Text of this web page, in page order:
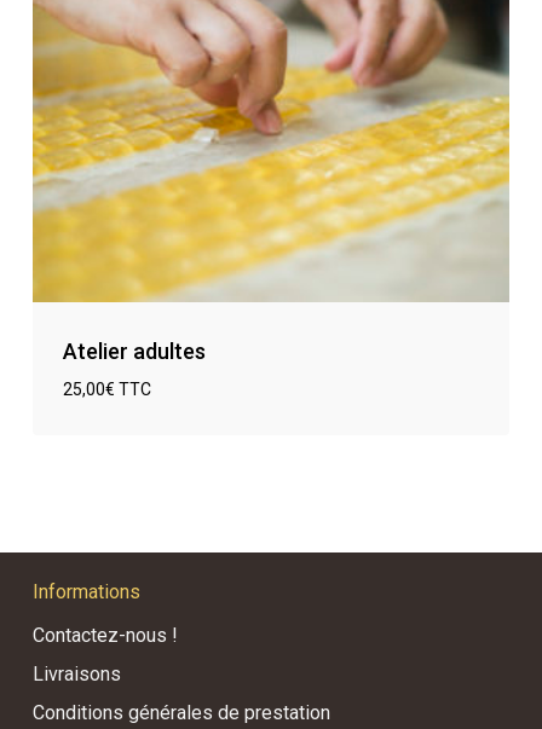
Atelier adultes
25,00€ TTC
Informations
Contactez-nous !
Livraisons
Conditions générales de prestation